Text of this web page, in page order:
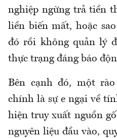
nghiệp ngừng trả tiền
liền biến mất, hoặc
đó rồi không quản lý
thực trạng đáng báo
Bên cạnh đó, một
chính là sự e ngại về
hiện truy xuất nguồn
nguyên liệu đầu vào,